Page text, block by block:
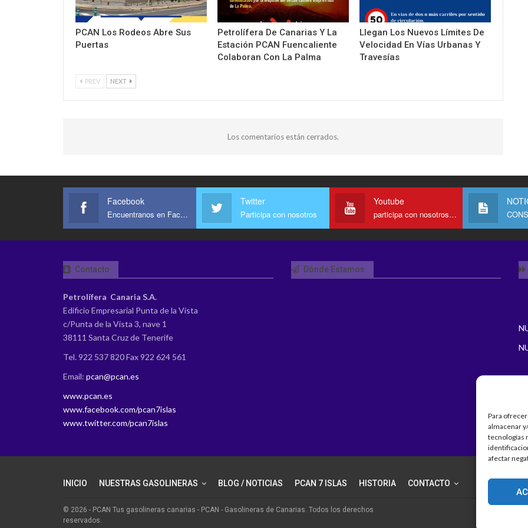
Para
almacenar
tecnologías
afectar
PCAN Los Rodeos Abre Sus
Puertas
Petrolífera De Canarias Y La
Estación PCAN Fuencaliente
Colaboran Con La Palma
Llegan Los Nuevos Límites De
Velocidad En Vías Urbanas Y
Travesías
PREV NEXT
Los comentarios están cerrados.
Facebook
Encuentranos en Facebook
Twitter
Participa con nosotros
Youtube
participa con nosotros en Youtube
Contacto
Petrolífera Canaria S.A.
Edificio Empresarial Punta de la Vista
c/Punta de la Vista 3, nave 1
38111 Santa Cruz de Tenerife
Tel. 922 537 820 Fax 922 624 561
Email: pcan@pcan.es
www.pcan.es
www.facebook.com/pcan7islas
www.twitter.com/pcan7islas
Dónde Estamos
INICIO NUESTRAS GASOLINERAS BLOG / NOTICIAS PCAN 7 ISLAS HISTORIA CONTACTO
© 2026 - PCAN Tus gasolineras canarias - PCAN - Gasolineras de Canarias. Todos los derechos
reservados.